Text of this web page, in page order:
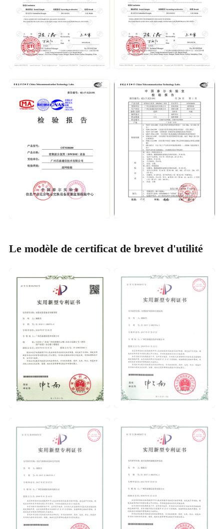
Le modèle de certificat de brevet d'utilité